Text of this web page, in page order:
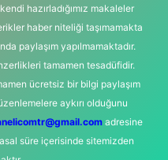
hazırladığımız makaleler
haber niteliği taşımamakta
paylaşım yapılmamaktadır.
tamamen tesadüfidir.
ücretsiz bir bilgi paylaşım
aykırı olduğunu
adresine
süre içerisinde sitemizden